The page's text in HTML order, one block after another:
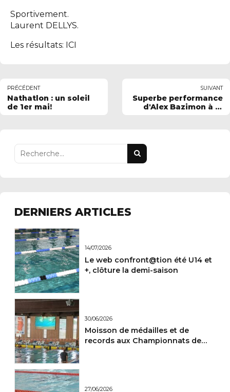
Sportivement.
Laurent DELLYS.
Les résultats: ICI
PRÉCÉDENT
Nathatlon : un soleil
de 1er mai!
SUIVANT
Superbe performance
d'Alex Bazimon à la
DERNIERS ARTICLES
14/07/2026
Le web confront@tion été U14 et
+, clôture la demi-saison
30/06/2026
Moisson de médailles et de
records aux Championnats de
27/06/2026